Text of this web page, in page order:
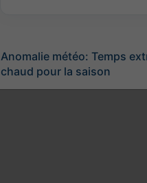
Anomalie météo: Temps
chaud pour la saison